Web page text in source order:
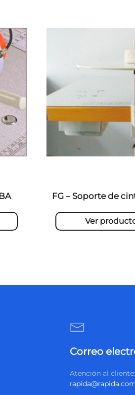
FG – Soporte de
Ver
Correo
Atención al cliente: